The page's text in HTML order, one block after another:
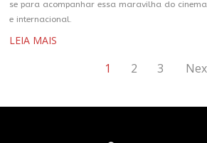
se para acompanhar essa maravilha do
e internacional.
LEIA MAIS
1 2 3